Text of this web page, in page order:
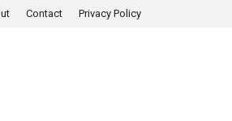
Contact Privacy Policy